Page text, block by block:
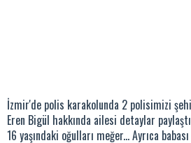
İzmir'de polis karakolunda 2 polisimizi
Eren Bigül hakkında ailesi detaylar
16 yaşındaki oğulları meğer... Ayrıca